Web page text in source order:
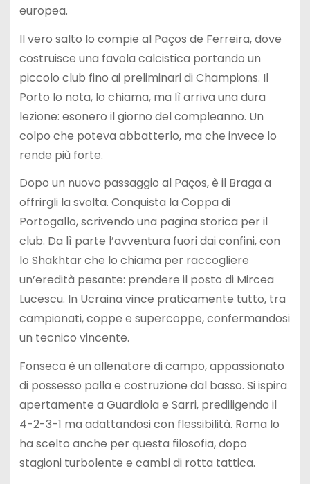
europea.
Il vero salto lo compie al Paços de Ferreira, dove
costruisce una favola calcistica portando un
piccolo club fino ai preliminari di Champions. Il
Porto lo nota, lo chiama, ma lì arriva una dura
lezione: esonero il giorno del compleanno. Un
colpo che poteva abbatterlo, ma che invece lo
rende più forte.
Dopo un nuovo passaggio al Paços, è il Braga a
offrirgli la svolta. Conquista la Coppa di
Portogallo, scrivendo una pagina storica per il
club. Da lì parte l’avventura fuori dai confini, con
lo Shakhtar che lo chiama per raccogliere
un’eredità pesante: prendere il posto di Mircea
Lucescu. In Ucraina vince praticamente tutto, tra
campionati, coppe e supercoppe, confermandosi
un tecnico vincente.
Fonseca è un allenatore di campo, appassionato
di possesso palla e costruzione dal basso. Si ispira
apertamente a Guardiola e Sarri, prediligendo il
4-2-3-1 ma adattandosi con flessibilità. Roma lo
ha scelto anche per questa filosofia, dopo
stagioni turbolente e cambi di rotta tattica.